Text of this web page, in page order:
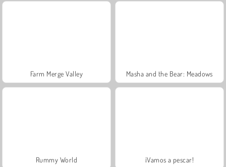
Farm Merge Valley Masha and the Bear: Meadows
Rummy World ¡Vamos a pescar!